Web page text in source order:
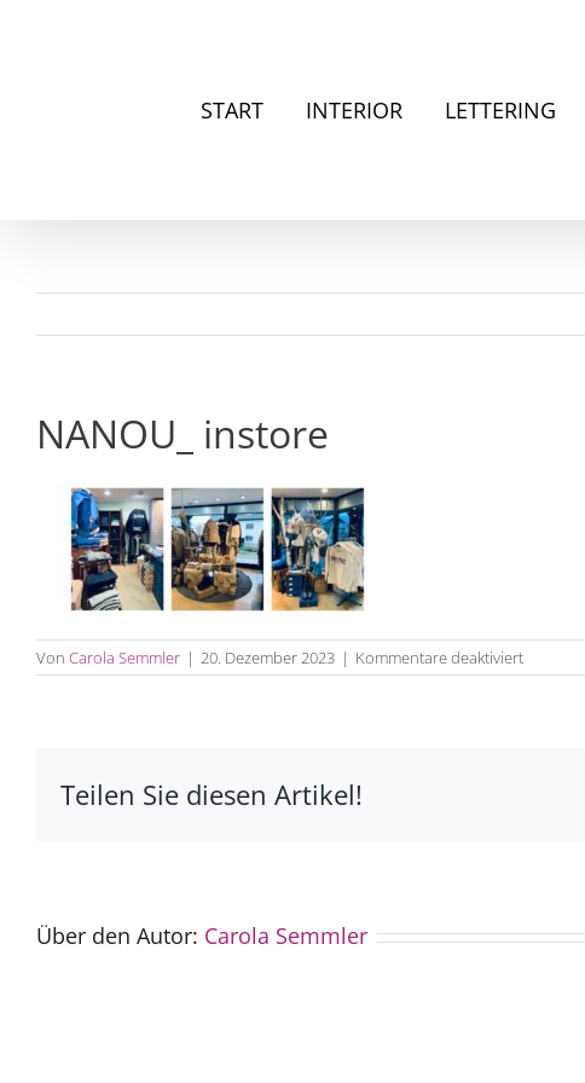
START
INTERIOR LETTERING
NANOU_ instore
Von Carola Semmler | 20. Dezember 2023 | Kommentare deaktiviertfür
NANOU_
Teilen Sie diesen Artikel!
Über den Autor: Carola Semmler